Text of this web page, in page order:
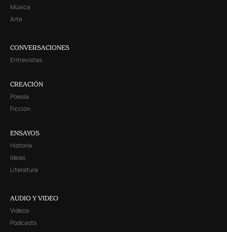
Música
Arte
CONVERSACIONES
Entrevistas
CREACIÓN
Poesía
Ficción
ENSAYOS
Historia
Ideas
Literatura
AUDIO Y VIDEO
Videos
Podcasts